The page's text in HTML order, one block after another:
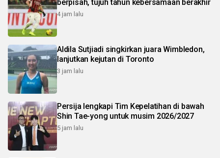
berpisah, tujuh tahun kebersamaan berakhir
4 jam lalu
Aldila Sutjiadi singkirkan juara Wimbledon,
lanjutkan kejutan di Toronto
3 jam lalu
Persija lengkapi Tim Kepelatihan di bawah
Shin Tae-yong untuk musim 2026/2027
5 jam lalu